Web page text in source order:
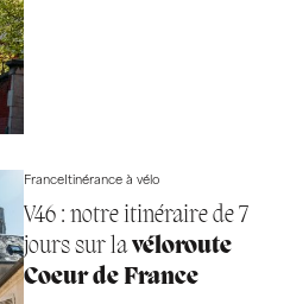
FranceItinérance à vélo
V46 : notre itinéraire de 7
jours sur lavéloroute
Coeur de France